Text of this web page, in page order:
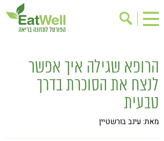
בישול בריא
אינדקס עסקים
ריפוי ומניעת מחלות
בריאות האישה
תוספי תזונה
הרופא שגילה איך אפשר
לנצח את הסוכרת בדרך
טבעית
מאת: עינב בורשטיין